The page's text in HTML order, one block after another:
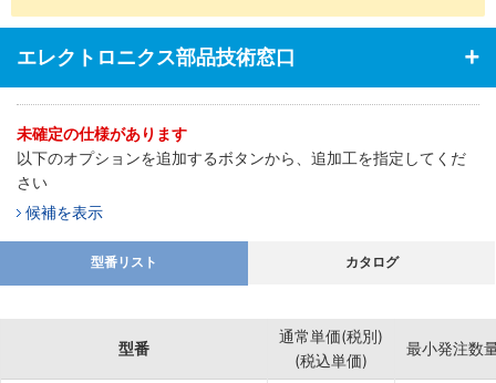
エレクトロニクス部品技術窓口
未確定の仕様があります
以下のオプションを追加するボタンから、追加工を指定してくだ
さい
候補を表示
型番リスト カタログ
型番
通常単価(税別)
(税込単価)
最小発注数